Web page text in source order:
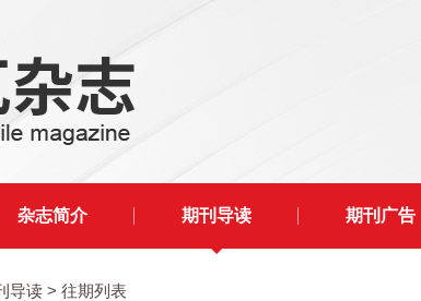
杂志简介 期刊导读 期刊广告
导读 > 往期列表